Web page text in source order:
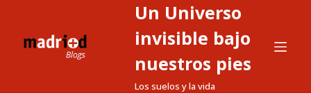
Un Universo
invisible bajo
nuestros pies
Los suelos y la vida